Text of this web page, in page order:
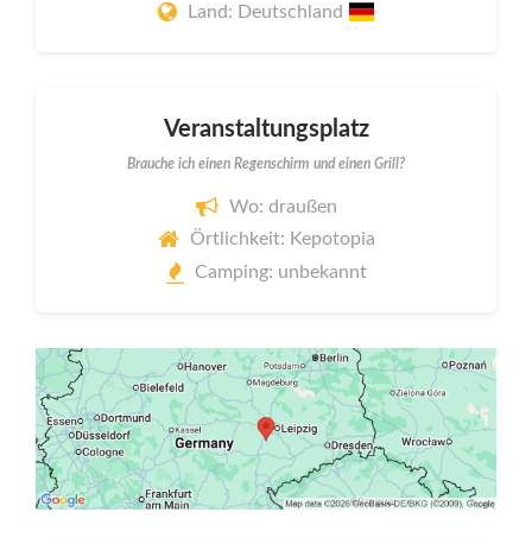
Land: Deutschland
Veranstaltungsplatz
Brauche ich einen Regenschirm und einen Grill?
Wo: draußen
Örtlichkeit: Kepotopia
Camping: unbekannt